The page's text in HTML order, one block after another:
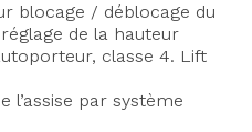
blocage / déblocage du
de la hauteur
classe 4. Lift
l’assise par système